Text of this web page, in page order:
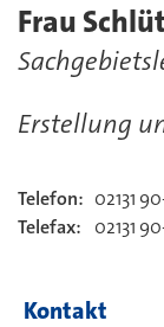
Frau
Erstellung
Kontakt
Telefon: 02131
Telefax:
02131
Kontakt